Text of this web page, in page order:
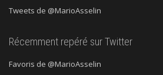
Tweets de @MarioAsselin
Récemment repéré sur Twitter
Favoris de @MarioAsselin